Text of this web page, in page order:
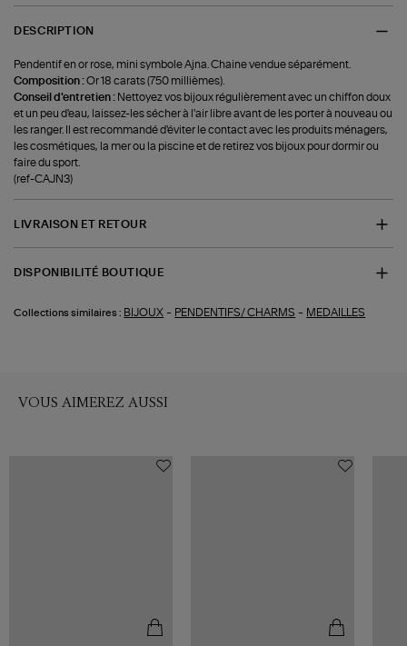
DESCRIPTION
Pendentif en or rose, mini symbole Ajna. Chaine vendue séparément.
Composition :Or 18 carats (750 millièmes).
Conseil d'entretien : Nettoyez vos bijoux régulièrement avec un chiffon doux
et un peu d'eau, laissez-les sécher à l'air libre avant de les porter à nouveau ou
les ranger. Il est recommandé d'éviter le contact avec les produits ménagers,
les cosmétiques, la mer ou la piscine et de retirez vos bijoux pour dormir ou
faire du sport.
(ref-CAJN3)
LIVRAISON ET RETOUR
DISPONIBILITÉ BOUTIQUE
Collections similaires : BIJOUX - PENDENTIFS/ CHARMS - MEDAILLES
VOUS AIMEREZ AUSSI